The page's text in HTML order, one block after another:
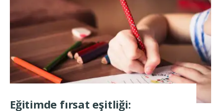
Eğitimde fırsat eşitliği: